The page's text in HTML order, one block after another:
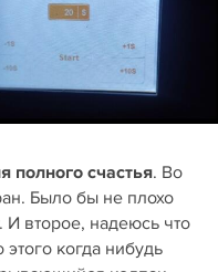
полного счастья. Во
Было бы не плохо
И второе, надеюсь что
когда нибудь